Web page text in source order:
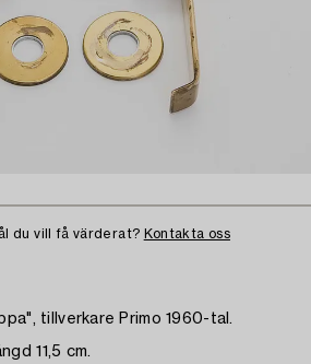
du vill få värderat? Kontakta oss
tillverkare Primo 1960-tal.
11,5 cm.